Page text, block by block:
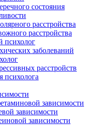
состояния
расстройства
расстройства
психолог
заболеваний
расстройств
психолога
зависимости
зависимости
зависимости